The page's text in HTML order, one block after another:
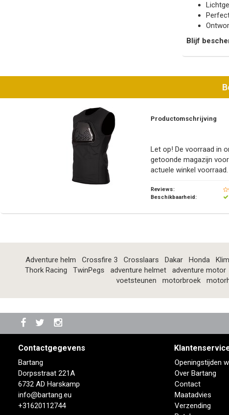
Blijf
Productomschrijving
Let op! De voorraad in
getoonde magazijn
actuele winkel voorraad.
Reviews:
Beschikbaarheid:
Adventure helm Crossfire 3 Crosslaars Dakar Honda Klim
Thork Racing
TwinPegs adventure helmet adventure motor
voetsteunen
motorbroek
Contactgegevens
Bartang
Dorpsstraat 221A
6732 AD Harskamp
info@bartang.eu
+31620112744
Openingstijden
Over Bartang
Contact
Maatadvies
Verzending